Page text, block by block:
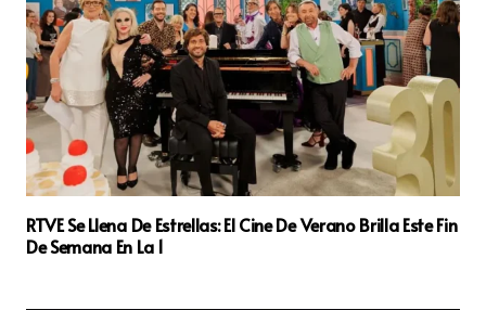
RTVE Se Llena De Estrellas: El Cine De Verano Brilla Este Fin
De Semana En La 1